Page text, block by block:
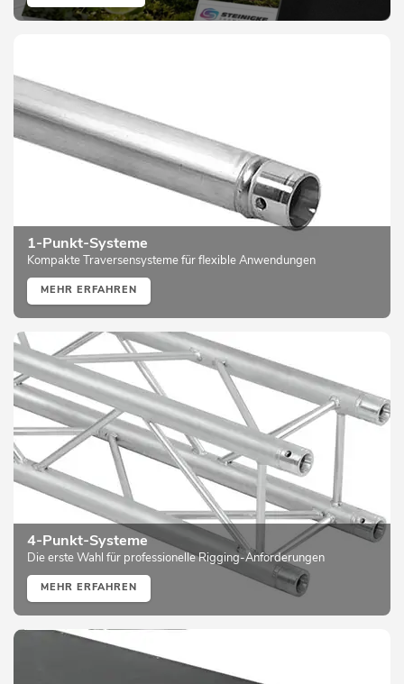
1-Punkt-Systeme
Kompakte Traversensysteme für flexible Anwendungen
MEHR ERFAHREN
4-Punkt-Systeme
Die erste Wahl für professionelle Rigging-Anforderungen
MEHR ERFAHREN